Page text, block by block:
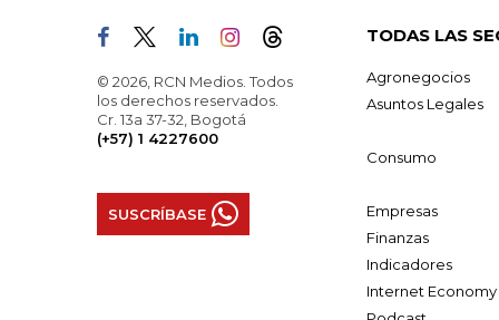
© 2026, RCN Medios. Todos
los derechos reservados.
Cr. 13a 37-32, Bogotá
(+57) 1 4227600
SUSCRÍBASE
TODAS LAS
Agronegocios
Asuntos Legales
Consumo
Empresas
Finanzas
Indicadores
Internet Economy